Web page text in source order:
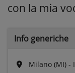
con la mia
Info generiche
Milano (MI) -